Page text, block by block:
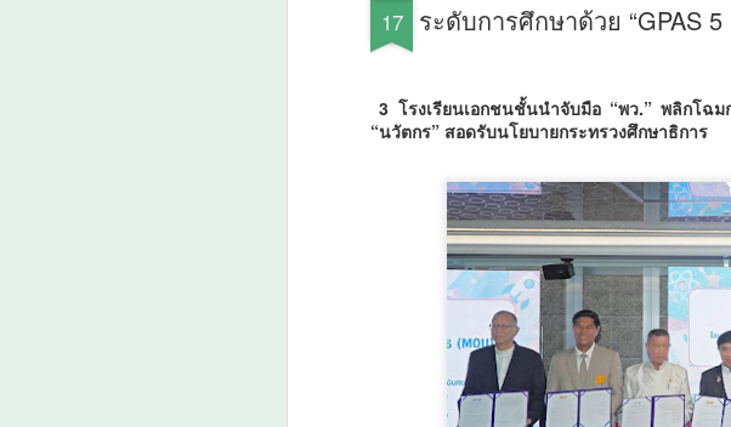
17 ระดับการศึกษาด้วย “GPAS
3 โรงเรียนเอกชนชั้นนำจับมือ “พว.” พลิกโฉ
“นวัตกร” สอดรับนโยบายกระทรวงศึกษาธิการ